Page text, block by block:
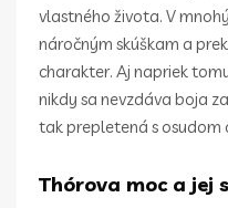
vlastného života. V
náročným skúškam a
charakter. Aj napriek
nikdy sa nevzdáva boja
tak prepletená s osudom
Thórova moc a jej